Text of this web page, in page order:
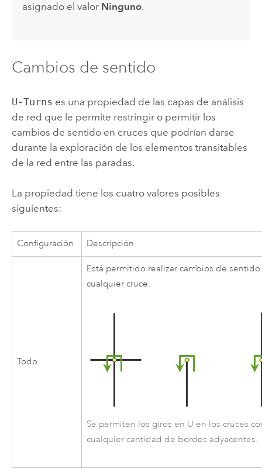
asignado el valor Ninguno.
Cambios de sentido
U-Turns es una propiedad de las capas de análisis
de red que le permite restringir o permitir los
cambios de sentido en cruces que podrían darse
durante la exploración de los elementos transitables
de la red entre las paradas.
La propiedad tiene los cuatro valores posibles
siguientes:
Configuración Descripción
Todo
Está permitido realizar cambios de
cualquier cruce.
Se permiten los giros en U en los cruces
cualquier cantidad de bordes adyacentes.